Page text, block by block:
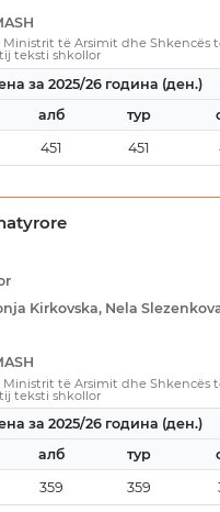
të Arsimit dhe Shkencës
teksti shkollor
за 2025/26 година (ден.)
алб тур
451 451
Kirkovska, Nela
të Arsimit dhe Shkencës
teksti shkollor
за 2025/26 година (ден.)
алб тур
359 359